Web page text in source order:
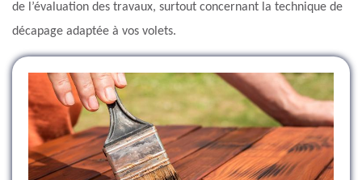
de l’évaluation des travaux, surtout concernant la technique de
décapage adaptée à vos volets.